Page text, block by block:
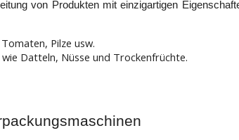
von Produkten mit einzigartigen
Pilze usw.
Datteln, Nüsse und Trockenfrüchte.